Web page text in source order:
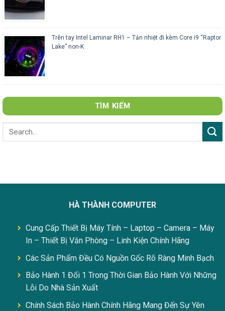
Trên tay Intel Laminar RH1 – Tản nhiệt đi kèm Core i9 “Raptor
Lake” non-K
TÌM KIẾM
HÀ THÀNH COMPUTER
Cung Cấp Thiết Bị Máy Tính – Laptop – Camera – Máy
In – Thiết Bị Văn Phòng – Linh Kiện Chính Hãng
Các Sản Phẩm Đều Có Nguồn Gốc Rõ Ràng Minh Bạch
Bảo Hành 1 Đổi 1 Trong Thời Gian Bảo Hành Với Những
Lỗi Do Nhà Sản Xuất
Chính Sách Bảo Hành Chính Hãng Mang Đến Sự Yên